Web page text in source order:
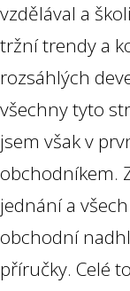
vzdělával a
tržní trendy a
rozsáhlých
všechny tyto
jsem však v
obchodníkem.
jednání a
obchodní
příručky. Celé